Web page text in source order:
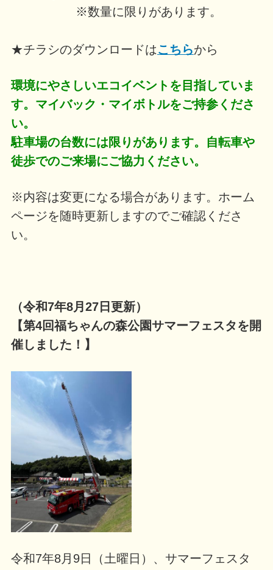
※数量に限りがあります。
★チラシのダウンロードはこちらから
環境にやさしいエコイベントを目指していま
す。マイバック・マイボトルをご持参くださ
い。
駐車場の台数には限りがあります。自転車や
徒歩でのご来場にご協力ください。
※内容は変更になる場合があります。ホーム
ページを随時更新しますのでご確認くださ
い。
（令和7年8月27日更新）
【第4回福ちゃんの森公園サマーフェスタを開
催しました！】
令和7年8月9日（土曜日）、サマーフェスタ